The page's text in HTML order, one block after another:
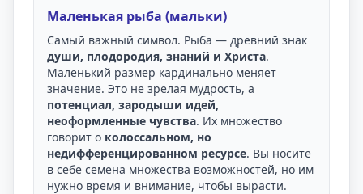
Маленькая рыба (мальки)
Самый важный символ. Рыба — древний знак
души, плодородия, знаний и Христа.
Маленький размер кардинально меняет
значение. Это не зрелая мудрость, а
потенциал, зародыши идей,
неоформленные чувства. Их множество
говорит о колоссальном, но
недифференцированном ресурсе. Вы носите
в себе семена множества возможностей, но им
нужно время и внимание, чтобы вырасти.